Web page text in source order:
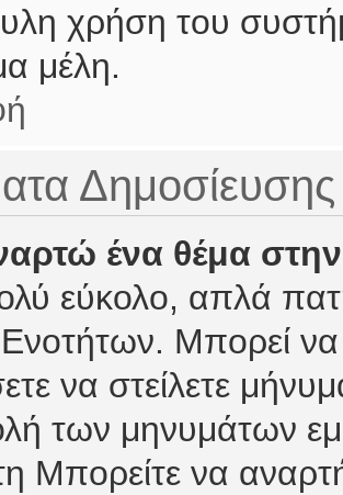
χρήση του
μέλη.
Δημοσίευσης
ένα θέμα
εύκολο, απλά
Μπορεί να
να στείλετε
των μηνυμάτων
Μπορείτε να